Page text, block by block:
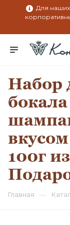
Для наших
Набор
100г
Главная —